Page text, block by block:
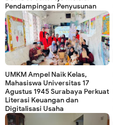
Pendampingan Penyusunan
Laporan Keuangan Berbasis
Excel
UMKM Ampel Naik Kelas,
Mahasiswa Universitas 17
Agustus 1945 Surabaya Perkuat
Literasi Keuangan dan
Digitalisasi Usaha